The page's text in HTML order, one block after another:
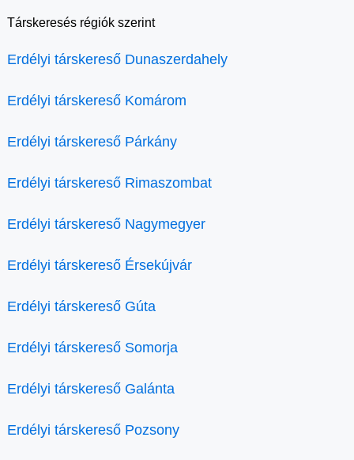
Társkeresés régiók szerint
Erdélyi társkereső Dunaszerdahely
Erdélyi társkereső Komárom
Erdélyi társkereső Párkány
Erdélyi társkereső Rimaszombat
Erdélyi társkereső Nagymegyer
Erdélyi társkereső Érsekújvár
Erdélyi társkereső Gúta
Erdélyi társkereső Somorja
Erdélyi társkereső Galánta
Erdélyi társkereső Pozsony